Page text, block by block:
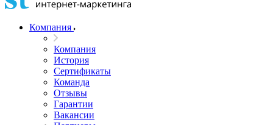
Компания
Компания
История
Сертификаты
Команда
Отзывы
Гарантии
Вакансии